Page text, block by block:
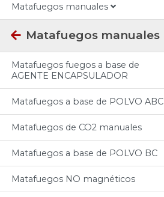
Matafuegos manuales
Matafuegos manuales
Matafuegos fuegos a base de
AGENTE ENCAPSULADOR
Matafuegos a base de POLVO ABC
Matafuegos de CO2 manuales
Matafuegos a base de POLVO BC
Matafuegos NO magnéticos